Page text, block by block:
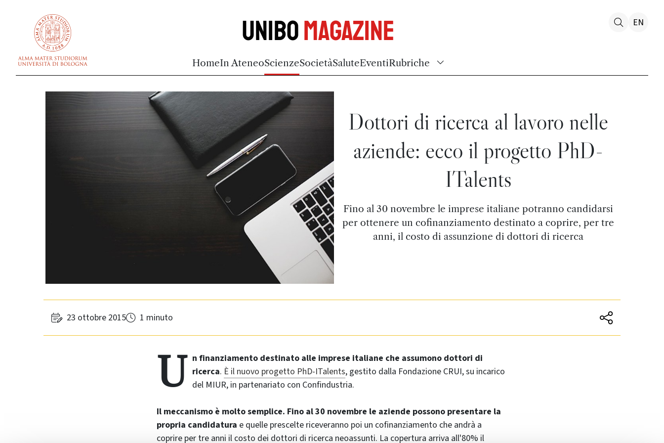
UniboMagazine
HomeIn AteneoScienzeSocietàSaluteEventiRubriche
EN
Dottori di ricerca al lavoro nelle
aziende: ecco il progetto PhD-
ITalents
Fino al 30 novembre le imprese italiane potranno candidarsi
per ottenere un cofinanziamento destinato a coprire, per tre
anni, il costo di assunzione di dottori di ricerca
23 ottobre 2015 1 minuto
U n finanziamento destinato alle imprese italiane che assumono dottori di
ricerca. È il nuovo progetto PhD-ITalents, gestito dalla Fondazione CRUI, su incarico
del MIUR, in partenariato con Confindustria.
Il meccanismo è molto semplice. Fino al 30 novembre le aziende possono presentare la
propria candidatura e quelle prescelte riceveranno poi un cofinanziamento che andrà a
coprire per tre anni il costo dei dottori di ricerca neoassunti. La copertura arriva all'80% il